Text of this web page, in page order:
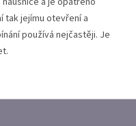
tak jejímu otevření a
používá nejčastěji. Je